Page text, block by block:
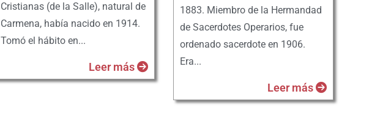
Cristianas (de la Salle), natural de
Carmena, había nacido en 1914.
Tomó el hábito en...
Leer más
1883. Miembro de la Hermandad
de Sacerdotes Operarios, fue
ordenado sacerdote en 1906.
Era...
Leer más